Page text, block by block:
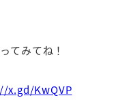
てみてね！
x.gd/KwQVP